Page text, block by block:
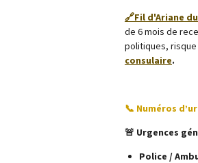
🔗Fil d'Ariane
de 6 mois de
politiques, risque
consulaire.
📞 Numéros
🚨 Urgences
Police /